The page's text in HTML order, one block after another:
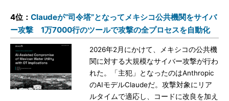
4位： Claudeが“司令塔”となってメキシコ公共機関をサイバ
ー攻撃 1万7000行のツールで攻撃の全プロセスを自動化
2026年2月にかけて、メキシコの公共機
関に対する大規模なサイバー攻撃が行わ
れた。「主犯」となったのはAnthropic
のAIモデルClaudeだ。攻撃対象にリア
ルタイムで適応し、コードに改良を加え